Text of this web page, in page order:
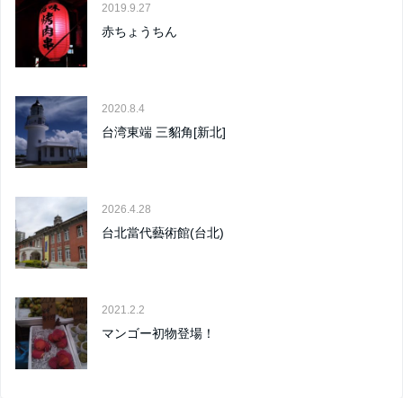
2019.9.27
赤ちょうちん
2020.8.4
台湾東端 三貂角[新北]
2026.4.28
台北當代藝術館(台北)
2021.2.2
マンゴー初物登場！